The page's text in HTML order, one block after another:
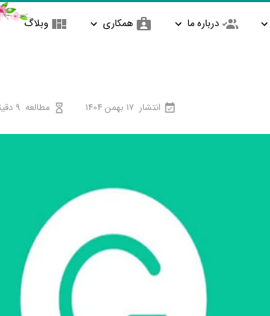
درباره ما همکاری وبلاگ
انتشار 17 بهمن 1404 مطالعه 9 دقیقه